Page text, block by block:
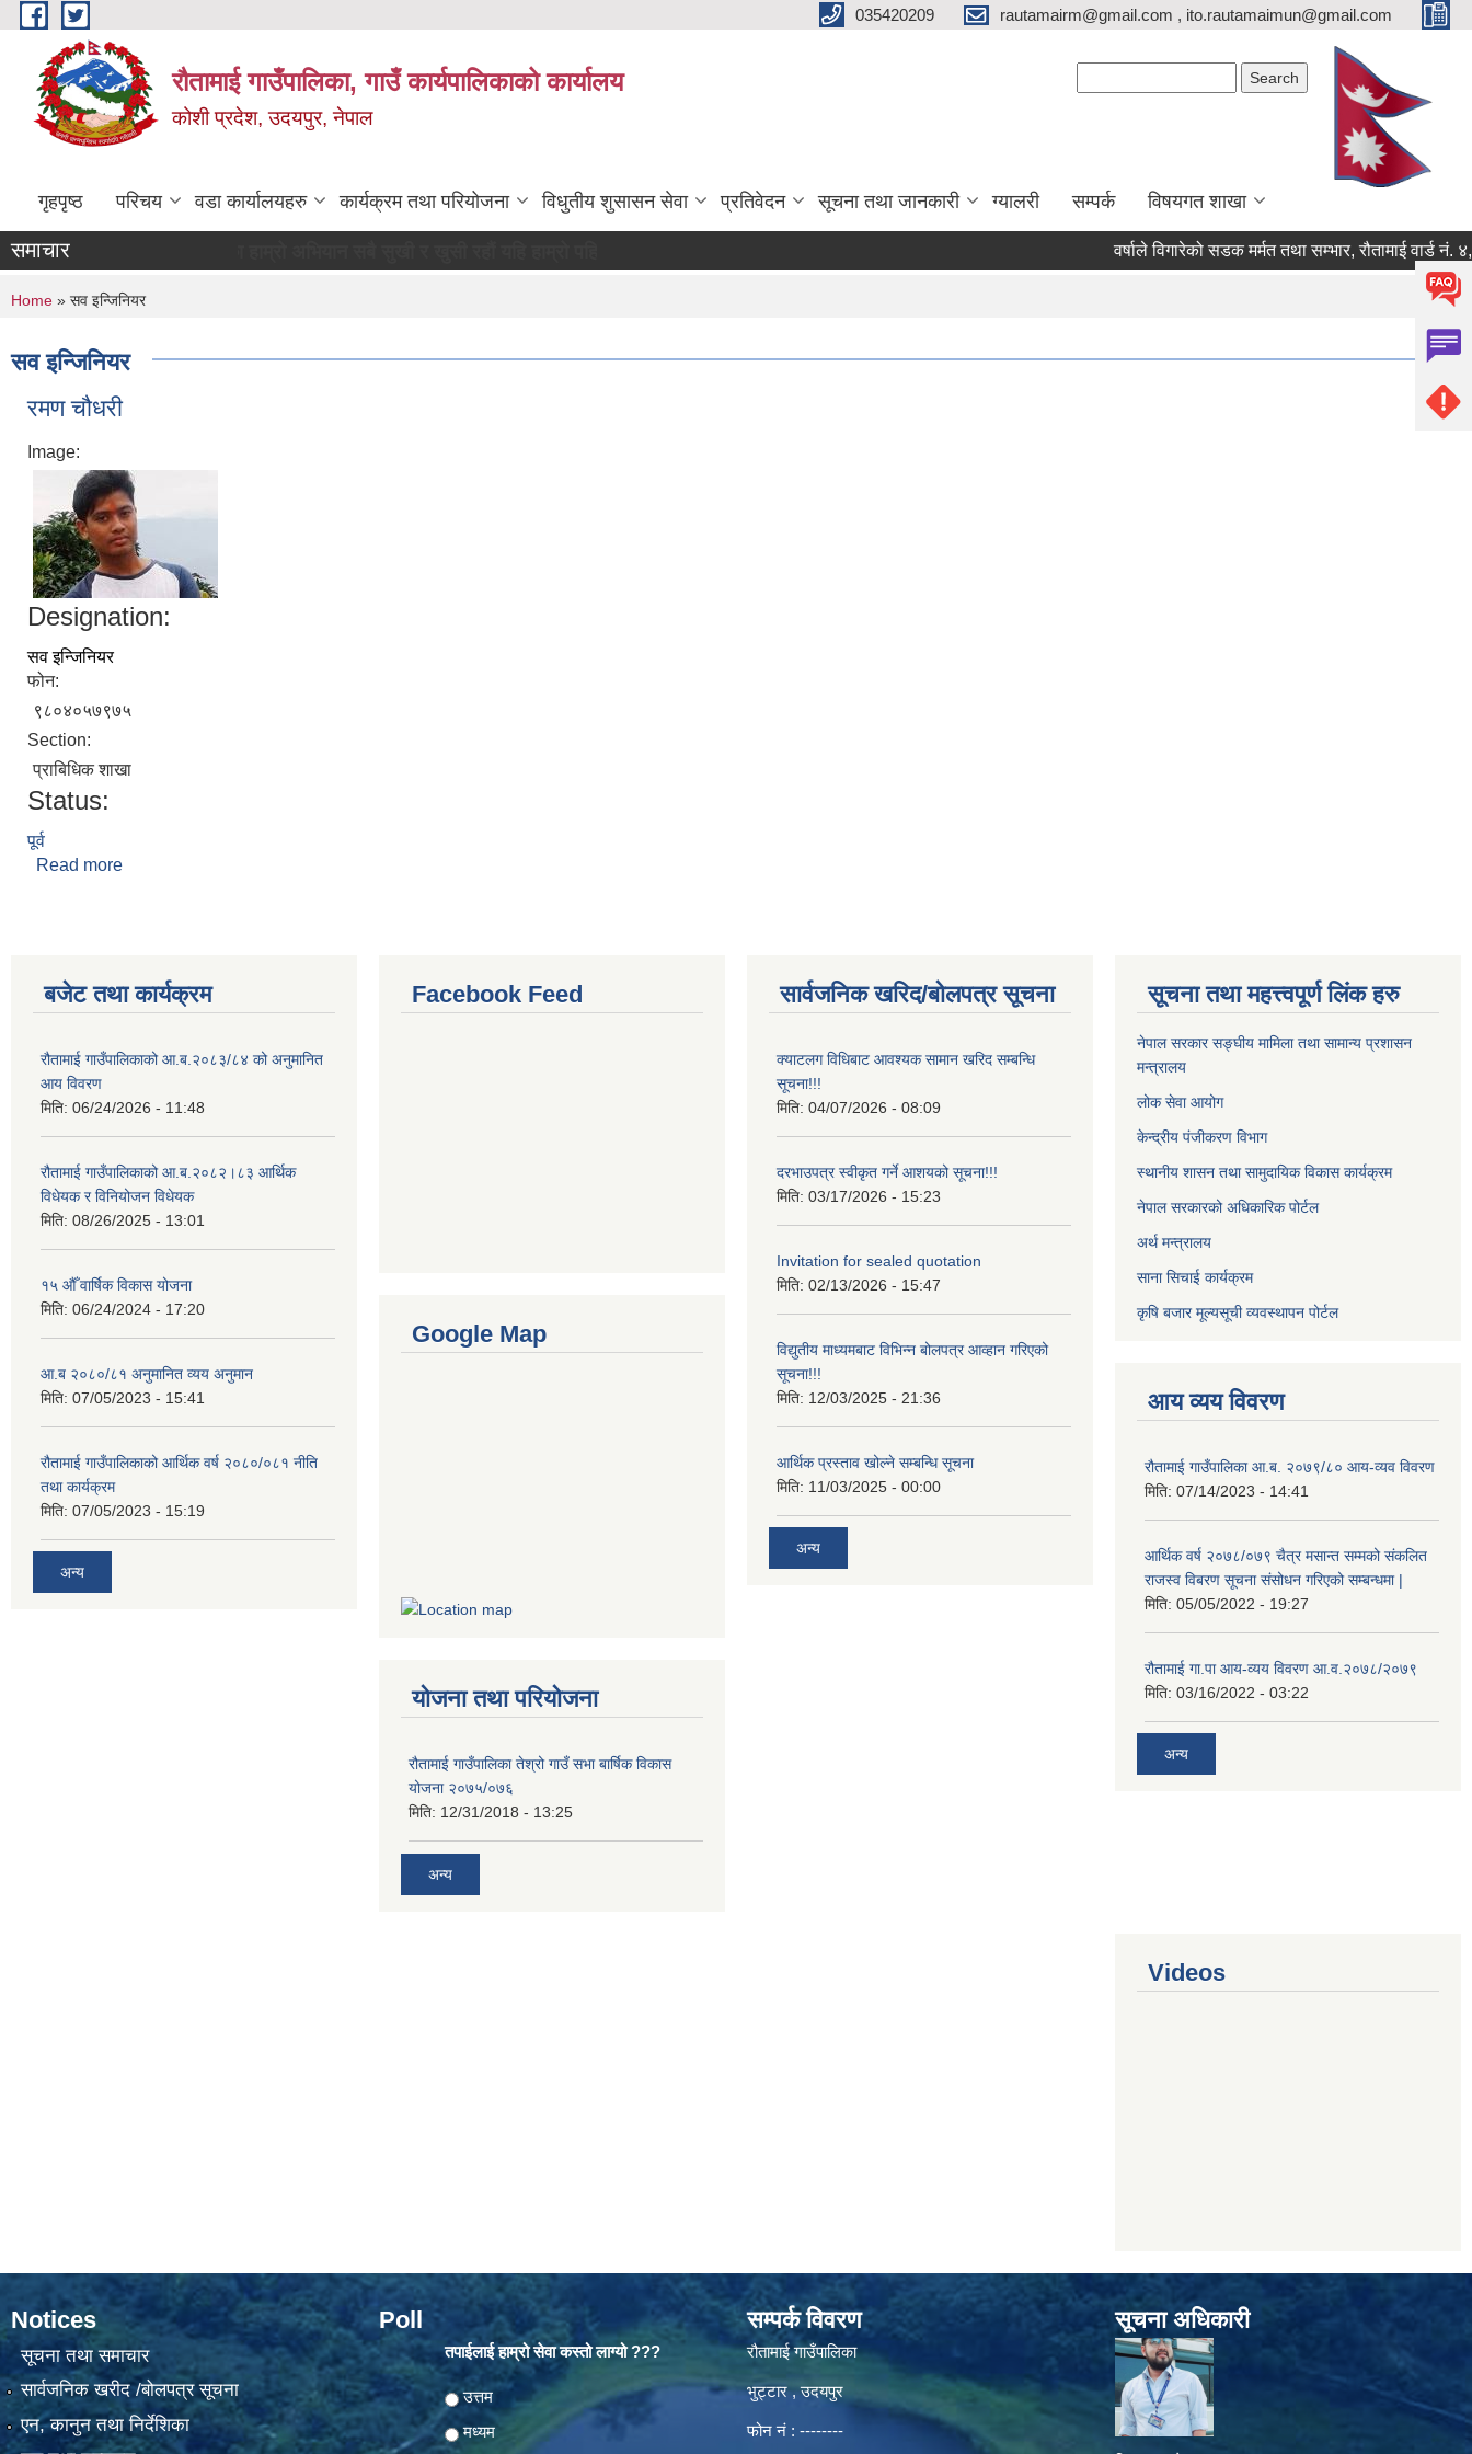
Skip to main content 035420209 rautamairm@gmail.com , ito.rautamaimun@gmail.com
रौतामाई गाउँपालिका, गाउँ कार्यपालिकाको कार्यालय
कोशी प्रदेश, उदयपुर, नेपाल
गृहपृष्ठ परिचय वडा कार्यालयहरु कार्यक्रम तथा परियोजना विधुतीय शुसासन सेवा प्रतिवेदन सूचना तथा जानकारी ग्यालरी सम्पर्क विषयगत शाखा
"समृद्द गाउँपालिका हाम्रो अभियान सबै सुखी र खुसी रहौं यहि हाम्रो पहिचान"
समाचार वर्षाले विगारेको सडक मर्मत तथा सम्भार, रौतामाई वार्ड नं. ४, ६,
You are here
Home » सव इन्जिनियर
सव इन्जिनियर
रमण चौधरी
Image:
Designation:
सव इन्जिनियर
फोन:
९८०४०५७९७५
Section:
प्राबिधिक शाखा
Status:
पूर्व
Read more
बजेट तथा कार्यक्रम
रौतामाई गाउँपालिकाको आ.ब.२०८३/८४ को अनुमानित
आय विवरण
मिति: 06/24/2026 - 11:48
रौतामाई गाउँपालिकाको आ.ब.२०८२।८३ आर्थिक
विधेयक र विनियोजन विधेयक
मिति: 08/26/2025 - 13:01
१५ औँ वार्षिक विकास योजना
मिति: 06/24/2024 - 17:20
आ.ब २०८०/८१ अनुमानित व्यय अनुमान
मिति: 07/05/2023 - 15:41
रौतामाई गाउँपालिकाको आर्थिक वर्ष २०८०/०८१ नीति
तथा कार्यक्रम
मिति: 07/05/2023 - 15:19
अन्य
Facebook Feed
Google Map
योजना तथा परियोजना
रौतामाई गाउँपालिका तेश्रो गाउँ सभा बार्षिक विकास
योजना २०७५/०७६
मिति: 12/31/2018 - 13:25
अन्य
सार्वजनिक खरिद/बोलपत्र सूचना
क्याटलग विधिबाट आवश्यक सामान खरिद सम्बन्धि
सूचना!!!
मिति: 04/07/2026 - 08:09
दरभाउपत्र स्वीकृत गर्ने आशयको सूचना!!!
मिति: 03/17/2026 - 15:23
Invitation for sealed quotation
मिति: 02/13/2026 - 15:47
विद्युतीय माध्यमबाट विभिन्न बोलपत्र आव्हान गरिएको
सूचना!!!
मिति: 12/03/2025 - 21:36
आर्थिक प्रस्ताव खोल्ने सम्बन्धि सूचना
मिति: 11/03/2025 - 00:00
अन्य
सूचना तथा महत्त्वपूर्ण लिंक हरु
नेपाल सरकार सङ्घीय मामिला तथा सामान्य प्रशासन
मन्त्रालय
लोक सेवा आयोग
केन्द्रीय पंजीकरण विभाग
स्थानीय शासन तथा सामुदायिक विकास कार्यक्रम
नेपाल सरकारको अधिकारिक पोर्टल
अर्थ मन्त्रालय
साना सिचाई कार्यक्रम
कृषि बजार मूल्यसूची व्यवस्थापन पोर्टल
आय व्यय विवरण
रौतामाई गाउँपालिका आ.ब. २०७९/८० आय-व्यव विवरण
मिति: 07/14/2023 - 14:41
आर्थिक वर्ष २०७८/०७९ चैत्र मसान्त सम्मको संकलित
राजस्व विबरण सूचना संसोधन गरिएको सम्बन्धमा |
मिति: 05/05/2022 - 19:27
रौतामाई गा.पा आय-व्यय विवरण आ.व.२०७८/२०७९
मिति: 03/16/2022 - 03:22
अन्य
Videos
Notices
सूचना तथा समाचार
सार्वजनिक खरीद /बोलपत्र सूचना
एन, कानुन तथा निर्देशिका
Poll
तपाईलाई हाम्रो सेवा कस्तो लाग्यो ???
Choices
उत्तम
मध्यम
सम्पर्क विवरण
रौतामाई गाउँपालिका
भुट्टार , उदयपुर
फोन नं : --------
सूचना अधिकारी